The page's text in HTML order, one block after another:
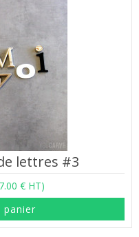
lettres #3
€ HT)
panier